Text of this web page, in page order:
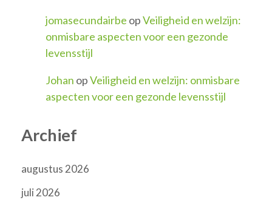
jomasecundairbe opVeiligheid en welzijn:
onmisbare aspecten voor een gezonde
levensstijl
Johan opVeiligheid en welzijn: onmisbare
aspecten voor een gezonde levensstijl
Archief
augustus 2026
juli 2026